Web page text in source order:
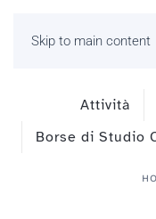
Skip to main content
Attività
Borse di Studio